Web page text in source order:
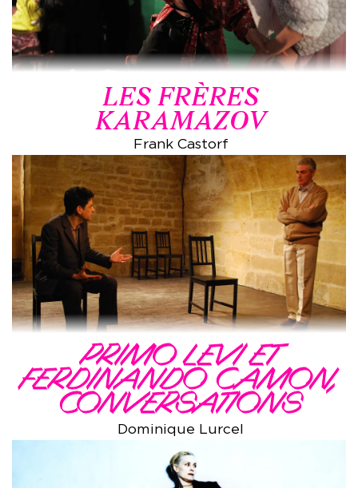
LES FRÈRES
KARAMAZOV
Frank Castorf
PRIMO LEVI ET
FERDINANDO CAMON,
CONVERSATIONS
Dominique Lurcel